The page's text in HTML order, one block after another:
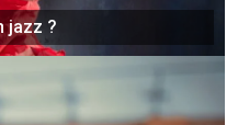
jazz ?